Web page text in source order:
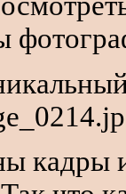
кадры